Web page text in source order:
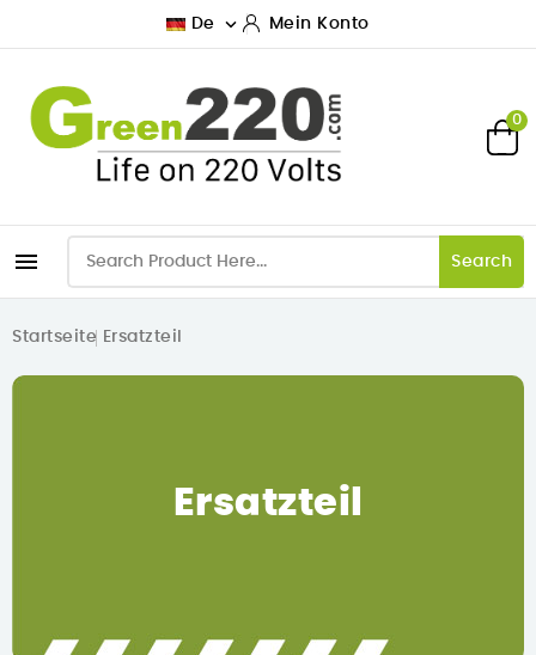
De  Mein Konto
0
 Search
Startseite Ersatzteil
Ersatzteil